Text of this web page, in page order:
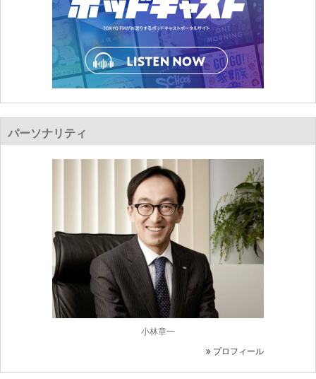
パーソナリティ
小林章一
プロフィール